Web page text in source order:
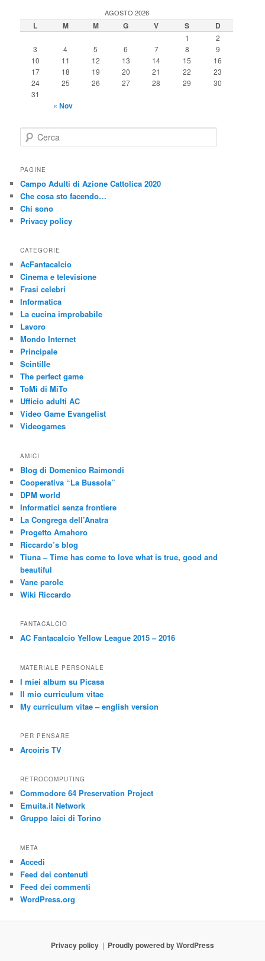
AGOSTO 2026
L M M G V S D
1
2
3
4 5 6 7 8
9
10
11 12 13 14 15
16
17
18 19 20 21 22
23
24
25 26 27 28 29
30
31
« Nov
e
c
PAGINE
Campo Adulti di Azione Cattolica 2020
Che cosa sto facendo…
Chi sono
Privacy policy
CATEGORIE
AcFantacalcio
Cinema e televisione
Frasi celebri
Informatica
La cucina improbabile
Lavoro
Mondo Internet
Principale
Scintille
The perfect game
ToMi di MiTo
Ufficio adulti AC
Video Game Evangelist
Videogames
AMICI
Blog di Domenico Raimondi
Cooperativa “La Bussola”
DPM world
Informatici senza frontiere
La Congrega dell’Anatra
Progetto Amahoro
Riccardo’s blog
Tiuna – Time has come to love what is true, good and
beautiful
Vane parole
Wiki Riccardo
FANTACALCIO
AC Fantacalcio Yellow League 2015 – 2016
MATERIALE PERSONALE
I miei album su Picasa
Il mio curriculum vitae
My curriculum vitae – english version
PER PENSARE
Arcoiris TV
RETROCOMPUTING
Commodore 64 Preservation Project
Emuita.it Network
Gruppo laici di Torino
META
Accedi
Feed dei contenuti
Feed dei commenti
WordPress.org
Privacy policy Proudly powered by WordPress